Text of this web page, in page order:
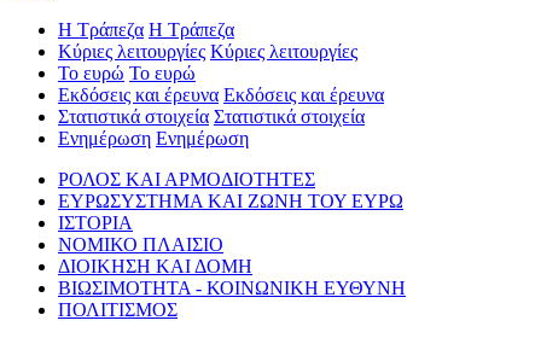
Η Τράπεζα Η Τράπεζα
Κύριες λειτουργίες Κύριες λειτουργίες
Το ευρώ Το ευρώ
Εκδόσεις και έρευνα Εκδόσεις και έρευνα
Στατιστικά στοιχεία Στατιστικά στοιχεία
Ενημέρωση Ενημέρωση
ΡΟΛΟΣ ΚΑΙ ΑΡΜΟΔΙΟΤΗΤΕΣ
ΕΥΡΩΣΥΣΤΗΜΑ ΚΑΙ ΖΩΝΗ ΤΟΥ ΕΥΡΩ
ΙΣΤΟΡΙΑ
ΝΟΜΙΚΟ ΠΛΑΙΣΙΟ
ΔΙΟΙΚΗΣΗ ΚΑΙ ΔΟΜΗ
ΒΙΩΣΙΜΟΤΗΤΑ - ΚΟΙΝΩΝΙΚΗ ΕΥΘΥΝΗ
ΠΟΛΙΤΙΣΜΟΣ